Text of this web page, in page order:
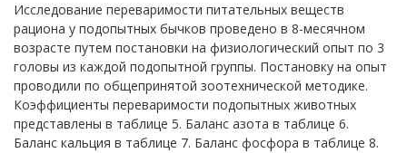
Исследование переваримости питательных веществ
рациона у подопытных бычков проведено в 8-месячном
возрасте путем постановки на физиологический опыт по 3
головы из каждой подопытной группы. Постановку на опыт
проводили по общепринятой зоотехнической методике.
Коэффициенты переваримости подопытных животных
представлены в таблице 5. Баланс азота в таблице 6.
Баланс кальция в таблице 7. Баланс фосфора в таблице 8.